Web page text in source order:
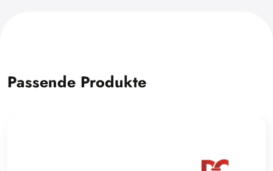
Passende Produkte